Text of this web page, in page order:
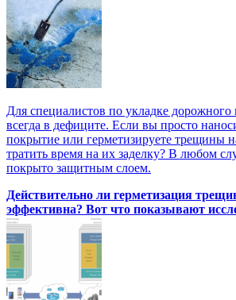
Для специалистов по укладке
всегда в дефиците. Если вы просто
покрытие или герметизируете трещины
тратить время на их заделку? В любом
покрыто защитным слоем.
Действительно ли герметизация
эффективна? Вот что показывают